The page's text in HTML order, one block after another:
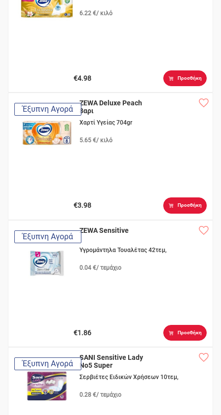
6.22 €/ κιλό
€4.98 Προσθήκη
Έξυπνη Αγορά
ZEWA Deluxe Peach
8αρι
Χαρτί Υγείας 704gr
5.65 €/ κιλό
€3.98 Προσθήκη
Έξυπνη Αγορά
ZEWA Sensitive
Υγρομάντηλα Τουαλέτας 42τεμ,
0.04 €/ τεμάχιο
€1.86 Προσθήκη
Έξυπνη Αγορά
SANI Sensitive Lady
No5 Super
Σερβιέτες Ειδικών Χρήσεων 10τεμ,
0.28 €/ τεμάχιο